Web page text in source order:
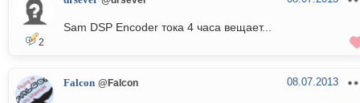
2
Sam DSP Encoder тока 4 часа вещает...
Falcon @Falcon 08.07.2013